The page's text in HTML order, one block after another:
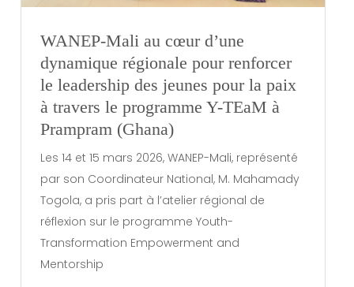
WANEP-Mali au cœur d’une
dynamique régionale pour renforcer
le leadership des jeunes pour la paix
à travers le programme Y-TEaM à
Prampram (Ghana)
Les 14 et 15 mars 2026, WANEP-Mali, représenté
par son Coordinateur National, M. Mahamady
Togola, a pris part à l’atelier régional de
réflexion sur le programme Youth-
Transformation Empowerment and
Mentorship